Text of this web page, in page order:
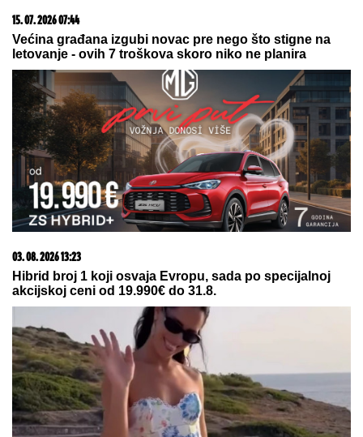
03. 08. 2026 07:31
25.000 kupaca već kupuje uz PerSu Extra. A ti? Saznaj
više
07. 08. 2026 09:14
савезу Загреба, Тиране и Приштине